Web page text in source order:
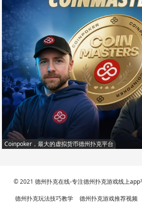
Coinpoker，最大的虚拟货币德州扑克平台
© 2021 德州扑克在线-专注德州扑克游戏线上
德州扑克玩法技巧教学 德州扑克游戏推荐视频